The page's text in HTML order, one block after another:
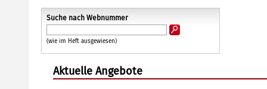
Suche nach Webnummer
(wie im Heft ausgewiesen)
Aktuelle Angebote